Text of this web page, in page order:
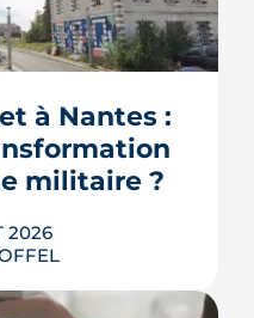
fait produire de
» à un
à hélium
de chaleur
nature.
à Nantes :
militaire ?
2026